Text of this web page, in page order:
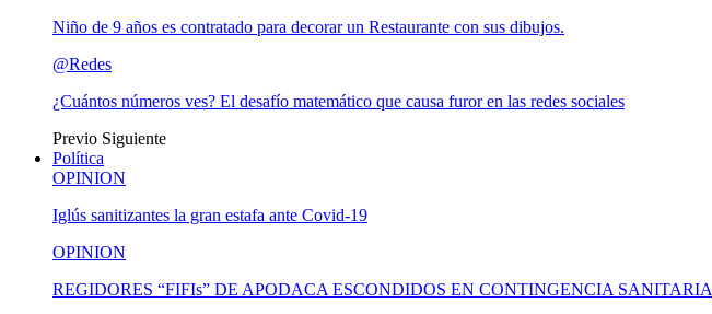
Niño de 9 años es contratado para decorar un Restaurante con sus dibujos.
@Redes
¿Cuántos números ves? El desafío matemático que causa furor en las redes sociales
Previo Siguiente
Política
OPINION
Iglús sanitizantes la gran estafa ante Covid-19
OPINION
REGIDORES “FIFIs” DE APODACA ESCONDIDOS EN CONTINGENCIA SANITARIA